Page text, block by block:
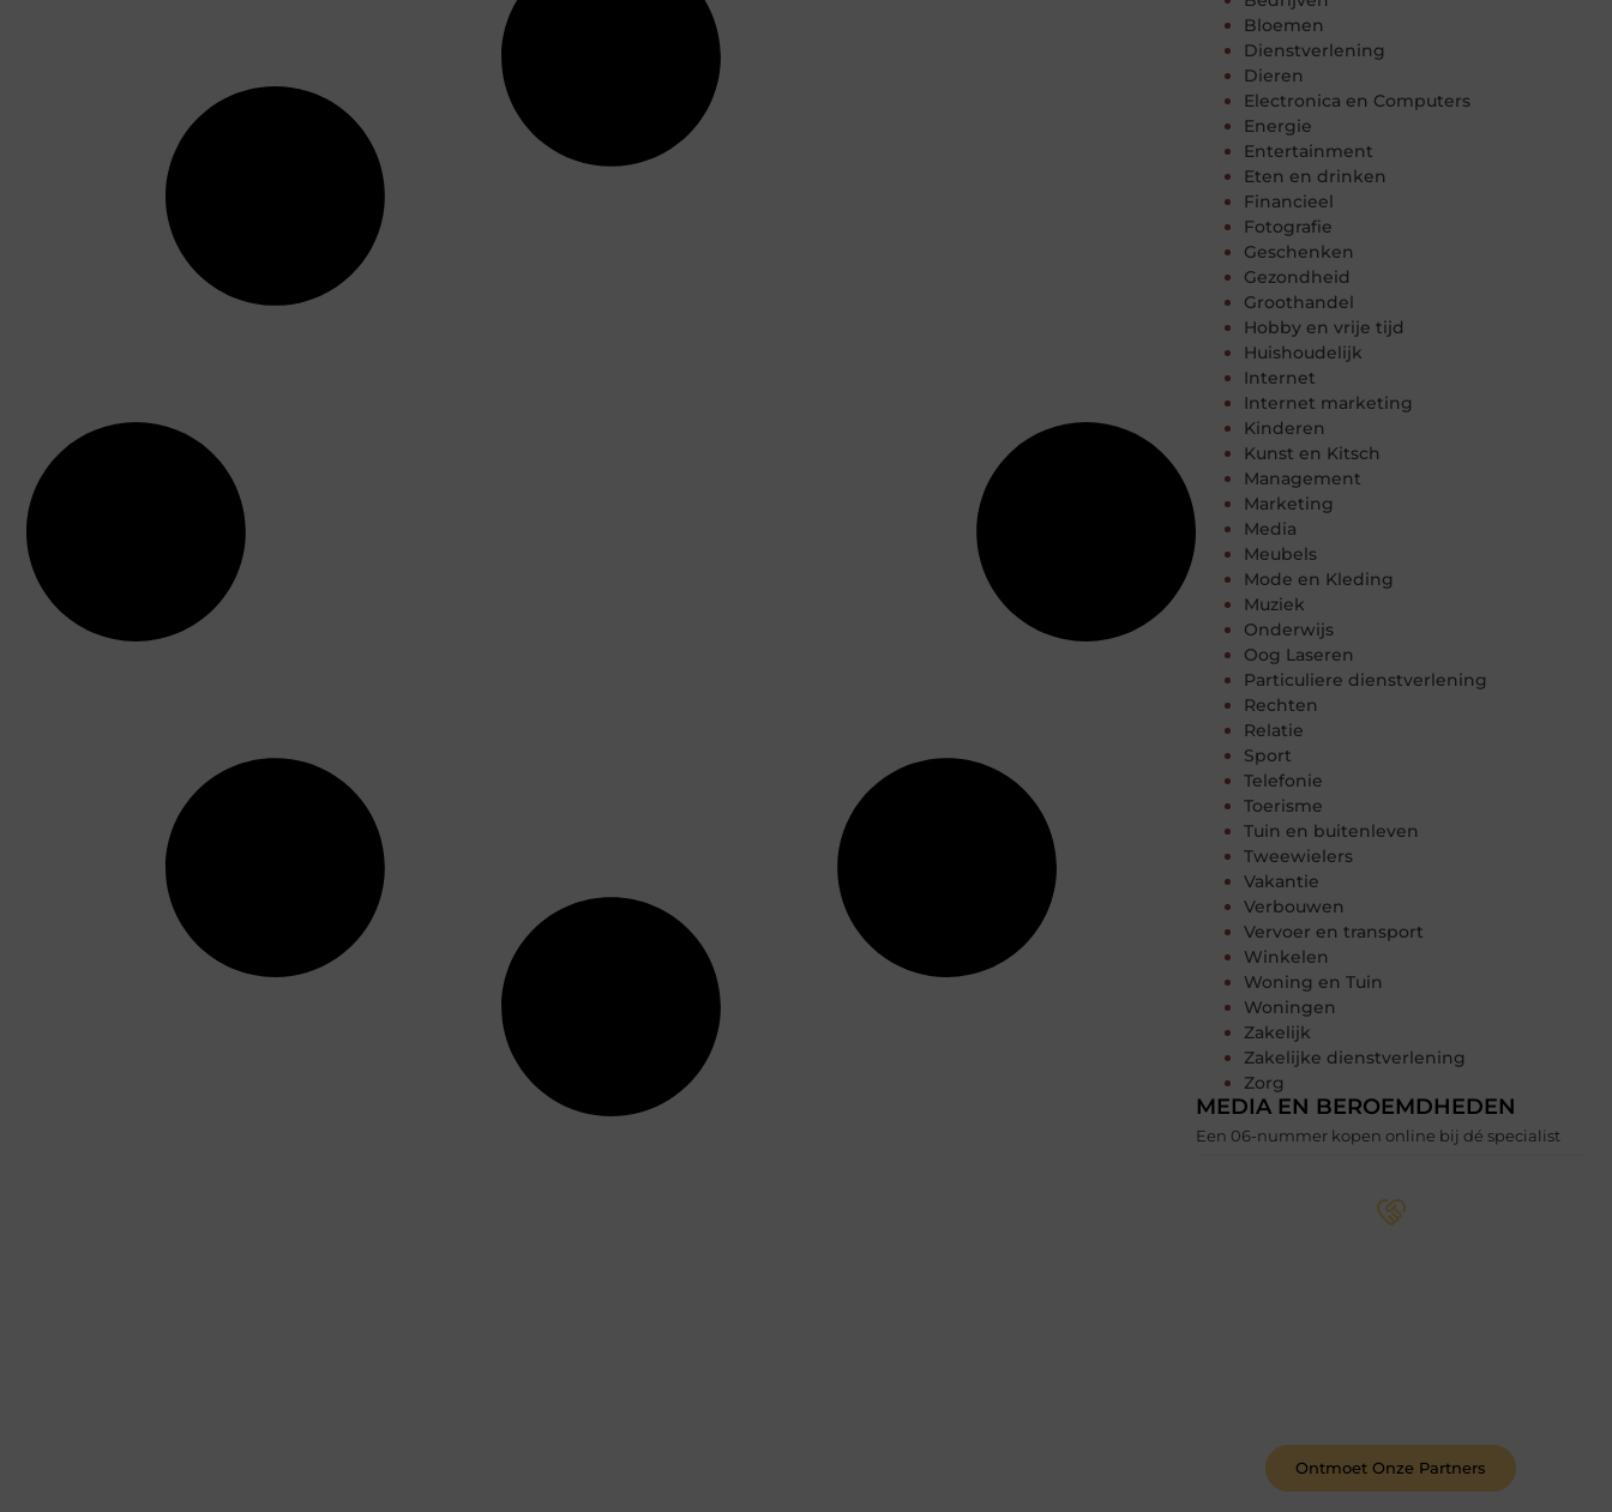
Bloemen
Dienstverlening
Dieren
Electronica en Computers
Energie
Entertainment
Eten en drinken
Financieel
Fotografie
Geschenken
Gezondheid
Groothandel
Hobby en vrije tijd
Huishoudelijk
Internet
Internet marketing
Kinderen
Kunst en Kitsch
Management
Marketing
Media
Meubels
Mode en Kleding
Muziek
Onderwijs
Oog Laseren
Particuliere dienstverlening
Rechten
Relatie
Sport
Telefonie
Toerisme
Tuin en buitenleven
Tweewielers
Vakantie
Verbouwen
Vervoer en transport
Winkelen
Woning en Tuin
Woningen
Zakelijk
Zakelijke dienstverlening
Zorg
MEDIA EN BEROEMDHEDEN
Een 06-nummer kopen online bij dé specialist
Ontmoet Onze Partners